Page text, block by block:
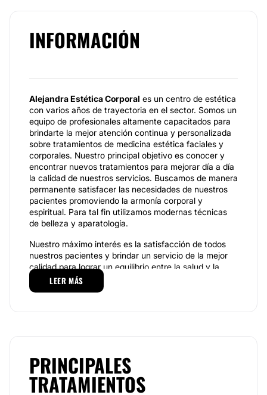
INFORMACIÓN
Alejandra Estética Corporal es un centro de estética
con varios años de trayectoria en el sector. Somos un
equipo de profesionales altamente capacitados para
brindarte la mejor atención continua y personalizada
sobre tratamientos de medicina estética faciales y
corporales. Nuestro principal objetivo es conocer y
encontrar nuevos tratamientos para mejorar día a día
la calidad de nuestros servicios. Buscamos de manera
permanente satisfacer las necesidades de nuestros
pacientes promoviendo la armonía corporal y
espiritual. Para tal fin utilizamos modernas técnicas
de belleza y aparatología.
Nuestro máximo interés es la satisfacción de todos
nuestros pacientes y brindar un servicio de la mejor
calidad para lograr un equilibrio entre la salud y la
belleza.
cuenta con el equipo especializado de Endermolift,
una técnica anti-edad 100% natural para hombres y
mujeres de todas las edades. Esta técnica rehidrata la
LEER MÁS
PRINCIPALES
TRATAMIENTOS